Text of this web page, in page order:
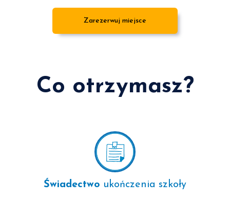
Zarezerwuj miejsce
Co otrzymasz?
Świadectwo ukończenia szkoły